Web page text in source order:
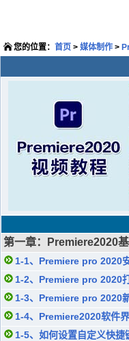
您的位置： 首页 > 媒体制作 >
第一章：Premiere2020
1-1、Premiere pro 2020
1-2、Premiere pro 2020
1-3、Premiere pro 2020
1-4、Premiere2020软件
1-5、如何设置自定义快捷